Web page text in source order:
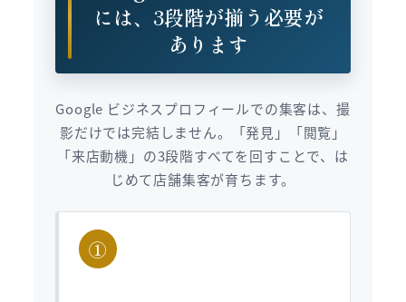
には、3段階が揃う必要が
あります
Google ビジネスプロフィールでの集客は、撮
影だけでは完結しません。「発見」「閲覧」
「来店動機」の3段階すべてを回すことで、は
じめて店舗集客が育ちます。
①